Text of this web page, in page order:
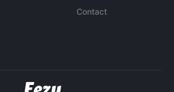
Contact